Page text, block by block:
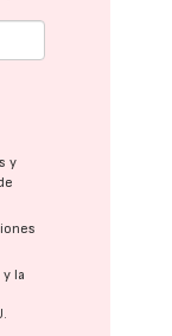
y
y la